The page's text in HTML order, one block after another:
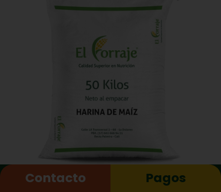
Harina de Maíz de
Contacto Pagos